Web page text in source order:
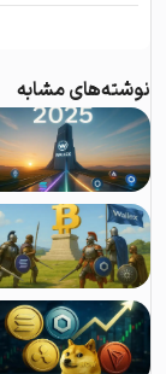
نوشته‌های مشابه